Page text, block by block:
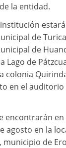
la entidad.
de
de
Lago de
colonia
en el
encontrarán
agosto en la
municipio de